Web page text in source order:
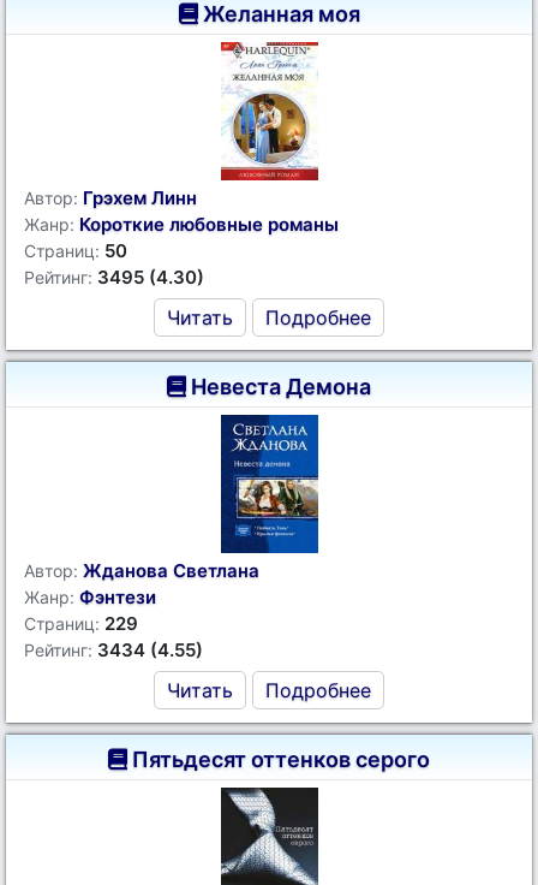
Желанная моя
Автор: Грэхем Линн
Жанр: Короткие любовные романы
Страниц: 50
Рейтинг: 3495 (4.30)
Читать Подробнее
Невеста Демона
Автор: Жданова Светлана
Жанр: Фэнтези
Страниц: 229
Рейтинг: 3434 (4.55)
Читать Подробнее
Пятьдесят оттенков серого